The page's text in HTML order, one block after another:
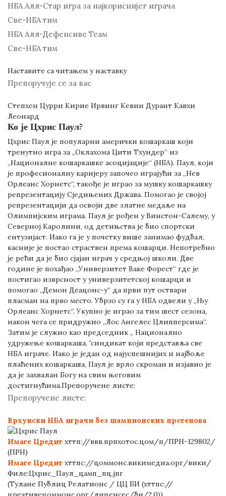
НБА Алл-Стар игра за најкориснијег играча
Све-НБА тим
НБА Алл-Дефенсиве Теам
Све-НБА тим
Наставите са читањем у наставку
Препоручује се за вас
Степхен Цурри Кирие Ирвинг Кевин Дурант Кавхи
Леонард
Ко је Цхрис Паул?
Цхрис Паул је популарни амерички кошаркаш који
тренутно игра за „Оклахома Цити Тхундер“ из
„Националне кошаркашке асоцијације“ (НБА). Паул, који
је професионалну каријеру започео играјући за „Нев
Орлеанс Хорнетс“, такође је играо за мушку кошаркашку
репрезентацију Сједињених Држава. Помогао је својој
репрезентацији да освоји две златне медаље на
Олимпијским играма. Паул је рођен у Винстон-Салему, у
Северној Каролини, од детињства је био спортски
ентузијаст. Иако га је у почетку више занимао фудбал,
касније је постао страствен према кошарци. Непотребно
је рећи да је био сјајан играч у средњој школи. Две
године је похађао „Универзитет Ваке Форест“ где је
постигао изврсност у универзитетској кошарци и
помогао „Демон Деацонс-у“ да први пут оствари
пласман на прво место. Убрзо су га у НБА одвели у „Њу
Орлеанс Хорнетс“. Укупно је играо за тим шест сезона,
након чега се придружио „Лос Ангелес Цлипперсима“.
Затим је служио као председник „ Национално
удружење кошаркаша, 'синдикат који представља све
НБА играче. Иако је један од најуспешнијих и најбоље
плаћених кошаркаша, Паул је врло скроман и изјавио је
да је захвалан Богу на свим његовим
достигнућима.Препоручене листе:
Препоручене листе:
Врхунски НБА играчи без шампионских прстенова
Имаге Цредит хттп://ввв.прпхотос.цом/п/ПРН-129802/
(ПРН)
Имаге Цредит хттпс://цоммонс.викимедиа.орг/вики/
Филе:Цхрис_Паул_цамп_пц.јпг
(Тулане Публиц Релатионс / ЦЦ БИ (хттпс://